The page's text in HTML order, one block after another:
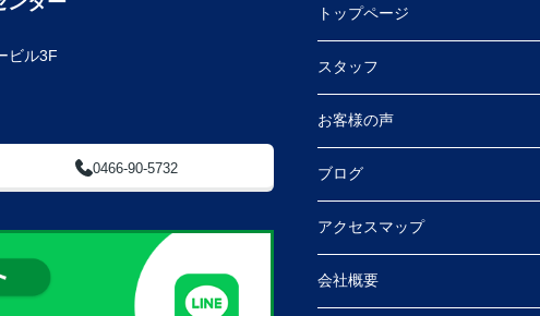
ビル3F
0466-90-5732
トップページ
スタッフ
お客様の声
ブログ
アクセスマップ
会社概要